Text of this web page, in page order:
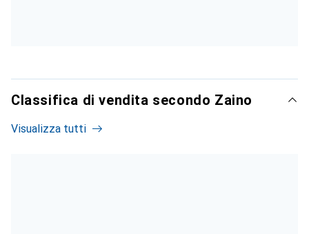
Classifica di vendita secondo Zaino
Visualizza tutti